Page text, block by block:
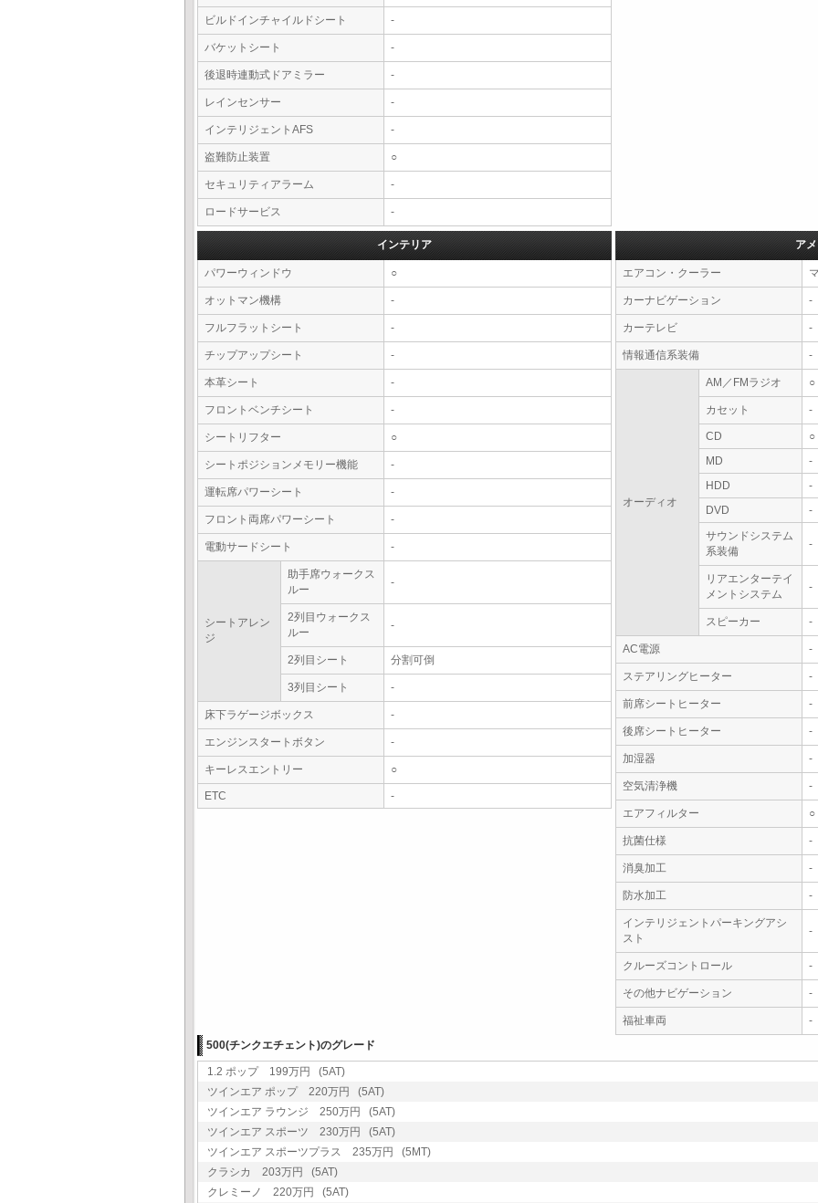
ビルドインチャイルドシート -
バケットシート -
後退時連動式ドアミラー -
レインセンサー -
インテリジェントAFS -
盗難防止装置 ○
セキュリティアラーム -
ロードサービス -
インテリア
パワーウィンドウ ○
オットマン機構 -
フルフラットシート -
チップアップシート -
本革シート -
フロントベンチシート -
シートリフター ○
シートポジションメモリー機能 -
運転席パワーシート -
フロント両席パワーシート -
電動サードシート -
シートアレン
ジ
助手席ウォークス
ルー
-
2列目ウォークス
ルー
-
2列目シート 分割可倒
3列目シート -
床下ラゲージボックス -
エンジンスタートボタン -
キーレスエントリー ○
ETC -
ア
エアコン・クーラー
カーナビゲーション -
カーテレビ -
情報通信系装備 -
オーディオ
AM／FMラジオ ○
カセット -
CD
○
MD
-
HDD
-
DVD
-
サウンドシステム
系装備
-
リアエンターテイ
メントシステム
-
スピーカー -
AC電源 -
ステアリングヒーター -
前席シートヒーター -
後席シートヒーター -
加湿器 -
空気清浄機 -
エアフィルター ○
抗菌仕様 -
消臭加工 -
防水加工 -
インテリジェントパーキングアシ
スト
-
クルーズコントロール -
その他ナビゲーション -
福祉車両
-
500(チンクエチェント)のグレード
1.2 ポップ 199万円 (5AT)
ツインエア ポップ 220万円 (5AT)
ツインエア ラウンジ 250万円 (5AT)
ツインエア スポーツ 230万円 (5AT)
ツインエア スポーツプラス 235万円 (5MT)
クラシカ 203万円 (5AT)
クレミーノ 220万円 (5AT)